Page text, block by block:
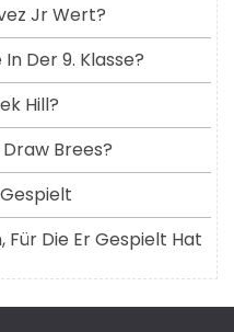
Jr Wert?
Der 9. Klasse?
Hill?
Brees?
Die Er Gespielt Hat